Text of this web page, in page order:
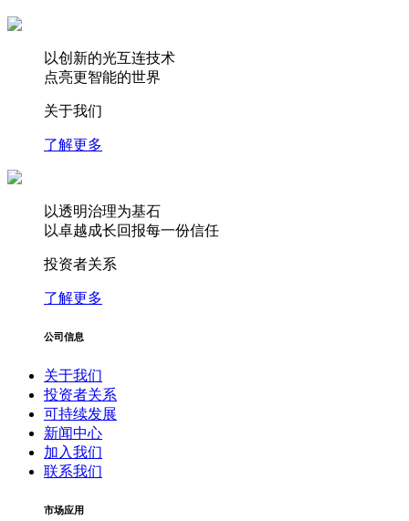
以创新的光互连技术
点亮更智能的世界
关于我们
了解更多
以透明治理为基石
以卓越成长回报每一份信任
投资者关系
了解更多
公司信息
关于我们
投资者关系
可持续发展
新闻中心
加入我们
联系我们
市场应用